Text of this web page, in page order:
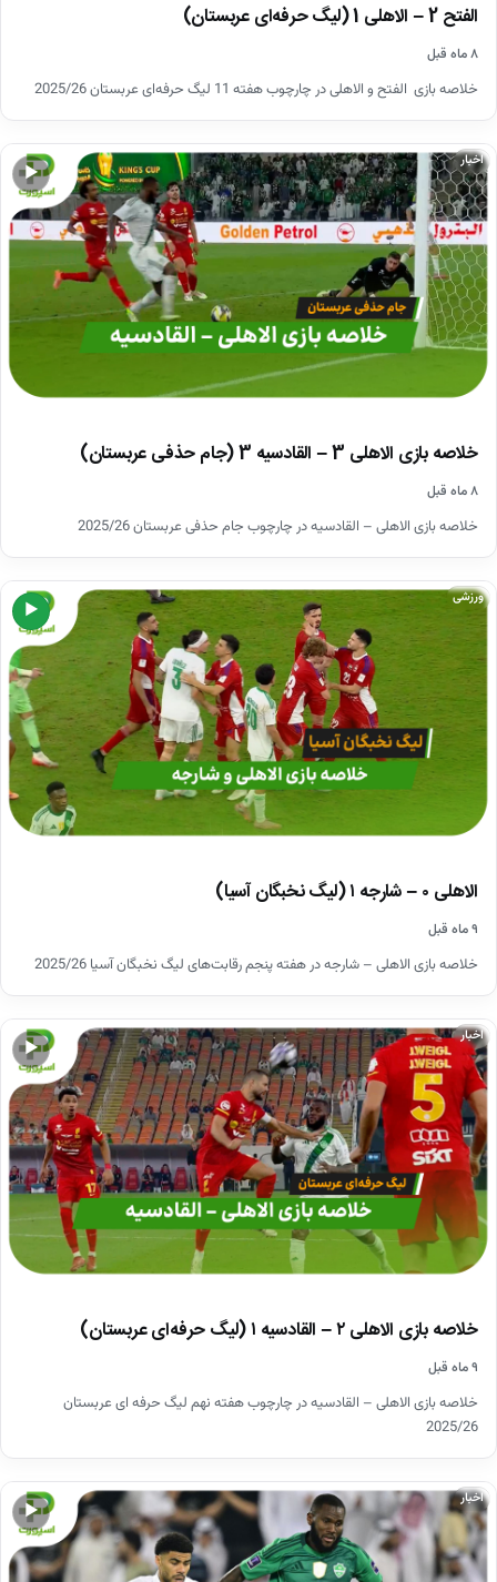
الفتح 2 – الاهلی 1 (لیگ حرفه‌ای عربستان)
۸ ماه قبل
خلاصه بازی الفتح و الاهلی در چارچوب هفته 11 لیگ حرفه‌ای عربستان 2025/26
▶
اخبار
خلاصه بازی الاهلی 3 – القادسیه 3 (جام حذفی عربستان)
۸ ماه قبل
خلاصه بازی الاهلی – القادسیه در چارچوب جام حذفی عربستان 2025/26
▶
ورزشی
الاهلی ۰ – شارجه ۱ (لیگ نخبگان آسیا)
۹ ماه قبل
خلاصه بازی الاهلی – شارجه در هفته پنجم رقابت‌های لیگ نخبگان آسیا 2025/26
▶
اخبار
خلاصه بازی الاهلی ۲ – القادسیه ۱ (لیگ حرفه‌ای عربستان)
۹ ماه قبل
خلاصه بازی الاهلی – القادسیه در چارچوب هفته نهم لیگ حرفه ای عربستان
2025/26
▶
اخبار